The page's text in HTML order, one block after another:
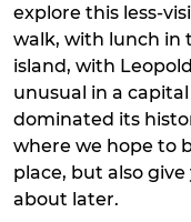
explore this less-
walk, with lunch in
island, with
unusual in a
dominated its
where we hope to
place, but also
about later.